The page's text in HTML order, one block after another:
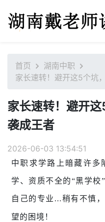
首页
湖南中职
家长速转！避开这5个坑
家长速转！避开
袭成王者
2026-06-03 13:54:51
中职求学路上暗藏许多
学、资质不全的“黑学校
自己的专业 ...稍有不慎
望的困境！